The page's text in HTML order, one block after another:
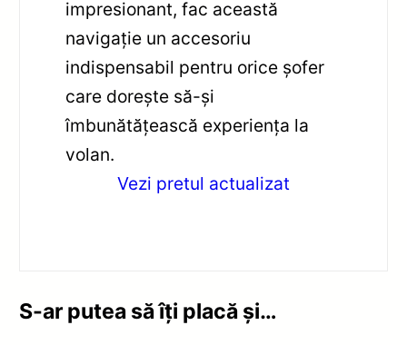
impresionant, fac această
navigație un accesoriu
indispensabil pentru orice șofer
care dorește să-și
îmbunătățească experiența la
volan.
Vezi pretul actualizat
S-ar putea să îți placă și…